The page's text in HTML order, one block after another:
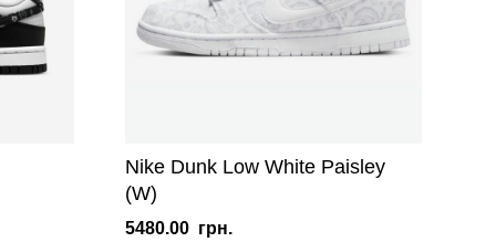
Nike Dunk Low White Paisley
(W)
5480.00 грн.